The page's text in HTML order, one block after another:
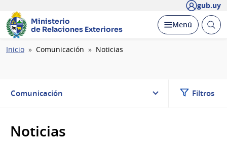
gub.uy
Ministerio
de Relaciones Exteriores
Desplegar
Menú Abrir
Ruta
Inicio Comunicación Noticias
Comunicación Filtros
Noticias